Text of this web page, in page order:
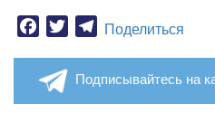
Facebook
TwitterTelegram
Поделиться
Подписывайтесь на